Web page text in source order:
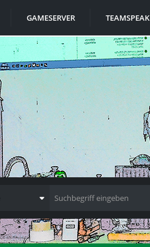
GAMESERVER TEAMSPEAK